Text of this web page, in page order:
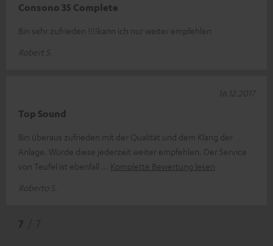
Consono 35 Complete
Bin sehr zufrieden !!!!kann ich nur weiter empfehlen
Robert S.
Top Sound
Bin überaus zufrieden mit der Qualität und dem Klang der
Anlage. Würde diese jederzeit weiter empfehlen. Der Service
von Teufel ist ebenfall
Komplette Bewertung lesen
Roberto S.
16.12.2017